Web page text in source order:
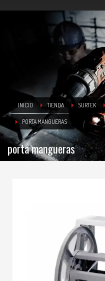
INICIO TIENDA SURTEK
PORTA MANGUERAS
porta mangueras